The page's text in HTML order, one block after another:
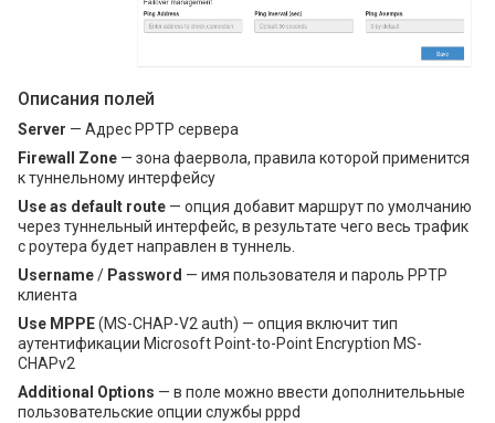
Описания полей
Server — Адрес PPTP сервера
Firewall Zone — зона фаервола, правила которой применится
к туннельному интерфейсу
Use as default route — опция добавит маршрут по умолчанию
через туннельный интерфейс, в результате чего весь трафик
с роутера будет направлен в туннель.
Username/ Password — имя пользователя и пароль PPTP
клиента
Use MPPE(MS-CHAP-V2 auth) — опция включит тип
аутентификации Microsoft Point-to-Point Encryption MS-
CHAPv2
Additional Options — в поле можно ввести дополнителььные
пользовательские опции службы pppd